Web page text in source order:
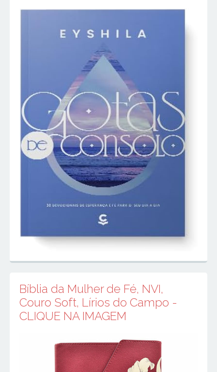
Bíblia da Mulher de Fé, NVI,
Couro Soft, Lírios do Campo -
CLIQUE NA IMAGEM